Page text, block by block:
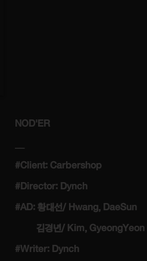
NOD'ER
#Client: Carbershop
#Director: Dynch
#AD: 황대선/ Hwang, DaeSun
김경년/ Kim, GyeongYeon
#Writer: Dynch